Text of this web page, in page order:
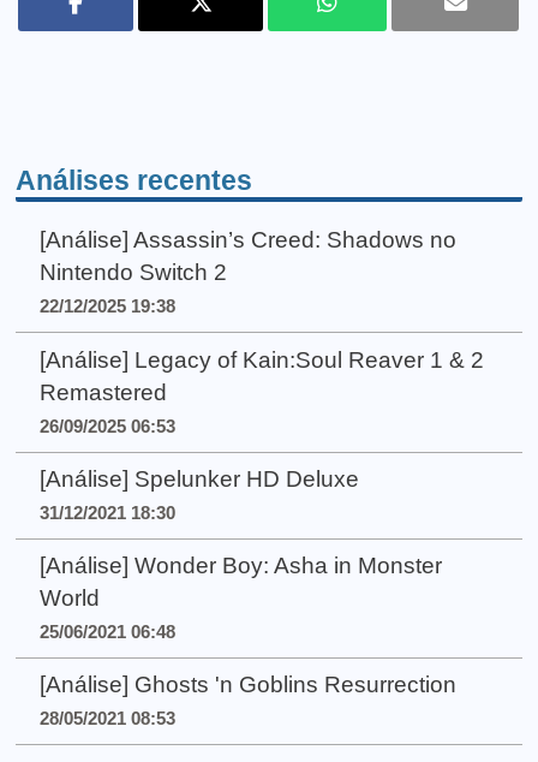
Análises recentes
[Análise] Assassin’s Creed: Shadows no
Nintendo Switch 2
22/12/2025 19:38
[Análise] Legacy of Kain:Soul Reaver 1 & 2
Remastered
26/09/2025 06:53
[Análise] Spelunker HD Deluxe
31/12/2021 18:30
[Análise] Wonder Boy: Asha in Monster
World
25/06/2021 06:48
[Análise] Ghosts 'n Goblins Resurrection
28/05/2021 08:53